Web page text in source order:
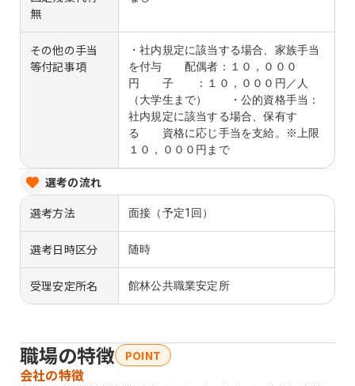
無
その他の手当
等付記事項
・社内規定に該当する場合、家族手当
を付与 配偶者：１０，０００
円 子 ：１０，０００円／人
（大学生まで） ・公的資格手当：
社内規定に該当する場合、保有す
る 資格に応じ手当を支給。※上限
１０，０００円まで
選考の流れ
選考方法
面接（予定1回）
選考日時区分 随時
受理安定所名 館林公共職業安定所
職場の特徴 POINT
会社の特徴